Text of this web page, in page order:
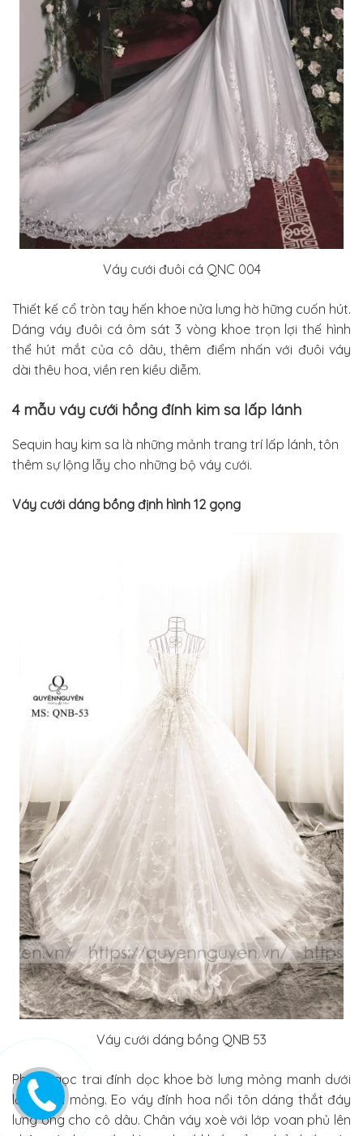
Váy cưới đuôi cá QNC 004
Thiết kế cổ tròn tay hến khoe nửa lưng hờ hững cuốn hút.
Dáng váy đuôi cá ôm sát 3 vòng khoe trọn lợi thế hình
thể hút mắt của cô dâu, thêm điểm nhấn với đuôi váy
dài thêu hoa, viền ren kiều diễm.
4 mẫu váy cưới hồng đính kim sa lấp lánh
Sequin hay kim sa là những mảnh trang trí lấp lánh, tôn
thêm sự lộng lẫy cho những bộ váy cưới.
Váy cưới dáng bồng định hình 12 gọng
Váy cưới dáng bồng QNB 53
Phần ngọc trai đính dọc khoe bờ lưng mỏng manh dưới
lớp voan mỏng. Eo váy đính hoa nổi tôn dáng thắt đáy
lưng ong cho cô dâu. Chân váy xoè với lớp voan phủ lên